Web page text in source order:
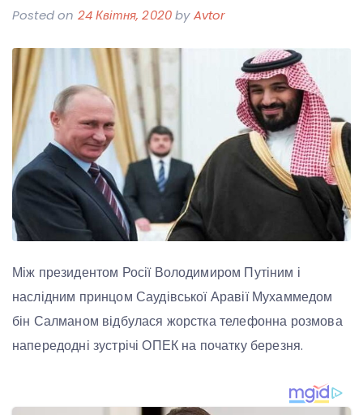
Posted on 24 Квітня, 2020byAvtor
Між президентом Росії Володимиром Путіним і
наслідним принцом Саудівської Аравії Мухаммедом
бін Салманом відбулася жорстка телефонна розмова
напередодні зустрічі ОПЕК на початку березня.